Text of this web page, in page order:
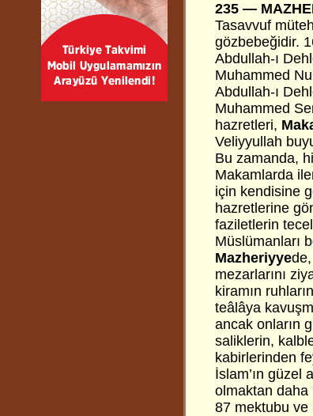
235 —
Tasavvuf
gözbebeğidir.
Abdullah-ı
Muhammed
Abdullah-ı
Muhammed
hazretleri,
Veliyyullah
Bu zamanda,
Makamlarda
için kendisine
hazretlerine
faziletlerin
Müslümanları
Mazheriyye
mezarlarını
kiramın
teâlâya
ancak onların
saliklerin,
kabirlerinden
İslam’ın güzel
olmaktan daha
87 mektubu ve